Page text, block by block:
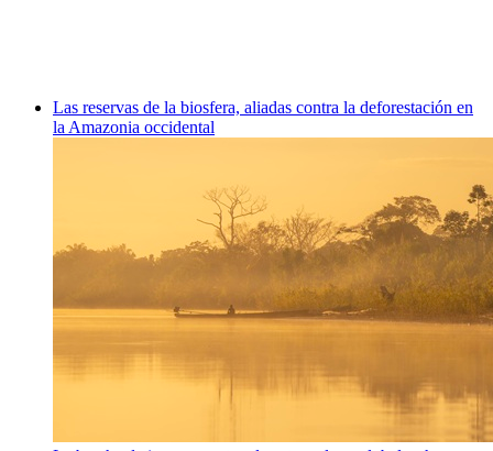
Las reservas de la biosfera, aliadas contra la deforestación en
la Amazonia occidental